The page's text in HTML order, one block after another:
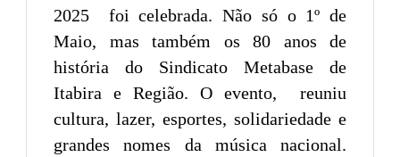
2025 foi celebrada. Não só o 1º de
Maio, mas também os 80 anos de
história do Sindicato Metabase de
Itabira e Região. O evento, reuniu
cultura, lazer, esportes, solidariedade e
grandes nomes da música nacional.